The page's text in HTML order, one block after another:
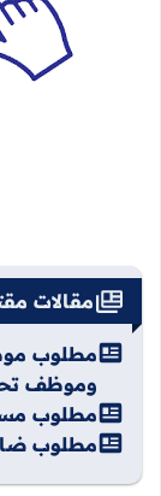
مقالات
مطلوب
وموظف
مطلوب
مطلوب